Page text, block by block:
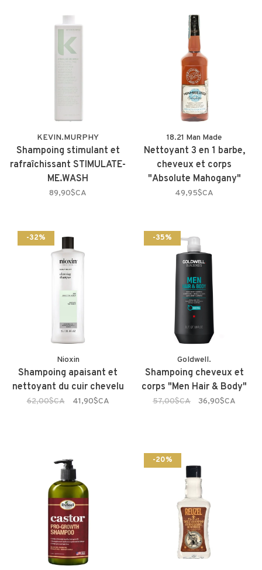
KEVIN.MURPHY
Shampoing stimulant et
rafraîchissant STIMULATE-
ME.WASH
89,90$CA
18.21 Man Made
Nettoyant 3 en 1 barbe,
cheveux et corps
"Absolute Mahogany"
49,95$CA
-32%
Nioxin
Shampoing apaisant et
nettoyant du cuir chevelu
62,00$CA 41,90$CA
-35%
Goldwell.
Shampoing cheveux et
corps "Men Hair & Body"
57,00$CA 36,90$CA
-20%